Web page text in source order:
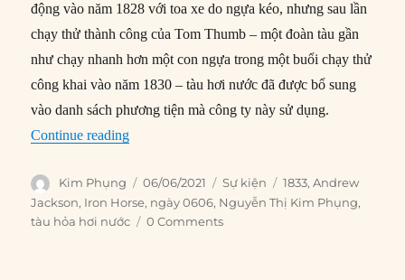
động vào năm 1828 với toa xe do ngựa kéo, nhưng sau lần
chạy thử thành công của Tom Thumb – một đoàn tàu gần
như chạy nhanh hơn một con ngựa trong một buổi chạy thử
công khai vào năm 1830 – tàu hơi nước đã được bổ sung
vào danh sách phương tiện mà công ty này sử dụng.
Continue reading“06/06/1833: Tổng thống Jackson cưỡi “Ngựa
Author
Kim Phụng
Posted
on
06/06/2021 Categories
Sự kiện Tags
1833,Andrew
Jackson, Iron Horse, ngày 0606, Nguyễn Thị Kim Phụng,
tàu hỏa hơi nước
0 Comments